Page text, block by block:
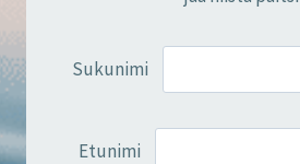
Sukunimi
Etunimi